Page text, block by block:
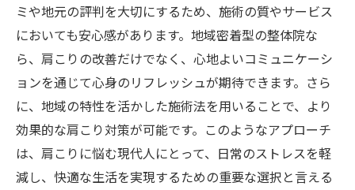
ミや地元の評判を大切にするため、施術の質やサービス
においても安心感があります。地域密着型の整体院な
ら、肩こりの改善だけでなく、心地よいコミュニケーシ
ョンを通じて心身のリフレッシュが期待できます。さら
に、地域の特性を活かした施術法を用いることで、より
効果的な肩こり対策が可能です。このようなアプローチ
は、肩こりに悩む現代人にとって、日常のストレスを軽
減し、快適な生活を実現するための重要な選択と言える